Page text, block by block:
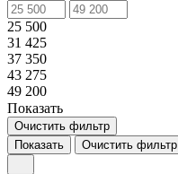
25 500
31 425
37 350
43 275
49 200
Показать
Очистить фильтр
Показать
Очистить фильтр